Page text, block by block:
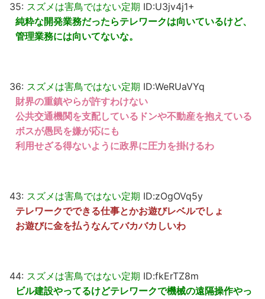
35: スズメは害鳥ではない定期 ID:U3jv4j1+
純粋な開発業務だったらテレワークは向いているけど、
管理業務には向いてないな。
36: スズメは害鳥ではない定期 ID:WeRUaVYq
財界の重鎮やらが許すわけない
公共交通機関を支配しているドンや不動産を抱えている
ボスが愚民を嫌が応にも
利用せざる得ないように政界に圧力を掛けるわ
43: スズメは害鳥ではない定期 ID:zOgOVq5y
テレワークでできる仕事とかお遊びレベルでしょ
お遊びに金を払うなんてバカバカしいわ
44: スズメは害鳥ではない定期 ID:fkErTZ8m
ビル建設やってるけどテレワークで機械の遠隔操作やっ